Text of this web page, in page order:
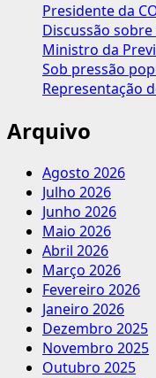
Presidente da
Discussão
Ministro da
Sob pressão
Representação
Arquivo
Agosto 2026
Julho 2026
Junho 2026
Maio 2026
Abril 2026
Março 2026
Fevereiro 2026
Janeiro 2026
Dezembro 2025
Novembro 2025
Outubro 2025